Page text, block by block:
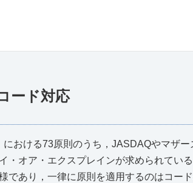
ード対応
おける73原則のうち，JASDAQやマザ
・オア・エクスプレインが求められてい
であり，一律に原則を適用するのはコー